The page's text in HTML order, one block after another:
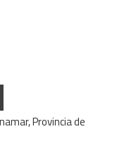
Provincia de